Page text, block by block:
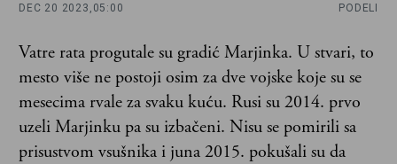
DEC 20 2023, 05:00 PODELI
Vatre rata progutale su gradić Marjinka. U stvari, to
mesto više ne postoji osim za dve vojske koje su se
mesecima rvale za svaku kuću. Rusi su 2014. prvo
uzeli Marjinku pa su izbačeni. Nisu se pomirili sa
prisustvom vsušnika i juna 2015. pokušali su da